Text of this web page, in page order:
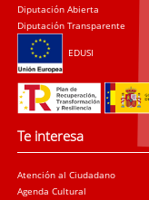
Diputación Abierta
Diputación Transparente
EDUSI
Te interesa
Atención al Ciudadano
Agenda Cultural